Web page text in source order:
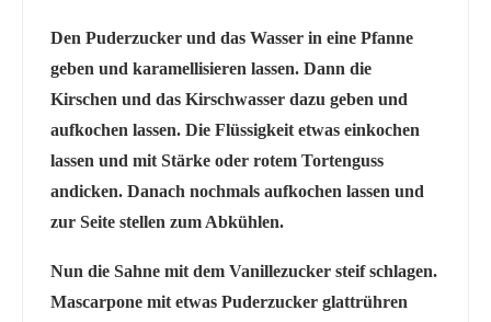
Den Puderzucker und das Wasser in eine Pfanne
geben und karamellisieren lassen. Dann die
Kirschen und das Kirschwasser dazu geben und
aufkochen lassen. Die Flüssigkeit etwas einkochen
lassen und mit Stärke oder rotem Tortenguss
andicken. Danach nochmals aufkochen lassen und
zur Seite stellen zum Abkühlen.
Nun die Sahne mit dem Vanillezucker steif schlagen.
Mascarpone mit etwas Puderzucker glattrühren